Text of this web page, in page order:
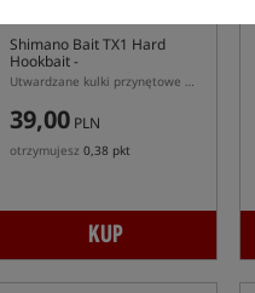
Shimano Bait TX1 Hard
Hookbait -
Banana&Pineapple
Utwardzane kulki przynętowe o zapachu banan z ananasem
39,00 PLN
otrzymujesz 0,38 pkt
KUP